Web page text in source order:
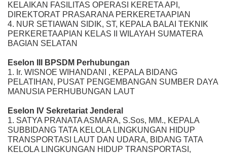
KELAIKAN FASILITAS OPERASI KERETA API,
DIREKTORAT PRASARANA PERKERETAAPIAN
4. NUR SETIAWAN SIDIK, ST, KEPALA BALAI TEKNIK
PERKERETAAPIAN KELAS II WILAYAH SUMATERA
BAGIAN SELATAN
Eselon III BPSDM Perhubungan
1. Ir. WISNOE WIHANDANI , KEPALA BIDANG
PELATIHAN, PUSAT PENGEMBANGAN SUMBER DAYA
MANUSIA PERHUBUNGAN LAUT
Eselon IV Sekretariat Jenderal
1. SATYA PRANATA ASMARA, S.Sos, MM., KEPALA
SUBBIDANG TATA KELOLA LINGKUNGAN HIDUP
TRANSPORTASI LAUT DAN UDARA, BIDANG TATA
KELOLA LINGKUNGAN HIDUP TRANSPORTASI,